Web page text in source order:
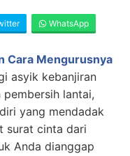
WhatsApp
Cara Mengurusnya
asyik kebanjiran
lantai,
yang mendadak
surat cinta dari
Anda dianggap